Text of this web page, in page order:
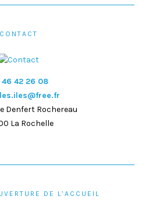
CONTACT
46 42 26 08
Denfert Rochereau
La Rochelle
DE L’ACCUEIL